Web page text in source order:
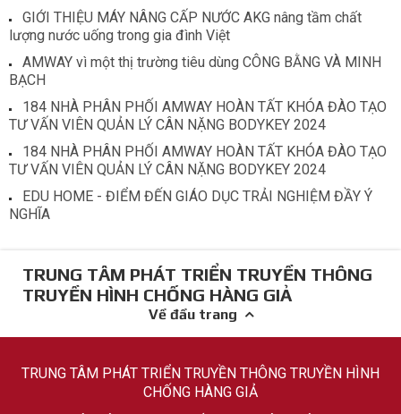
GIỚI THIỆU MÁY NÂNG CẤP NƯỚC AKG nâng tầm chất
lượng nước uống trong gia đình Việt
AMWAY vì một thị trường tiêu dùng CÔNG BẰNG VÀ MINH
BẠCH
184 NHÀ PHÂN PHỐI AMWAY HOÀN TẤT KHÓA ĐÀO TẠO
TƯ VẤN VIÊN QUẢN LÝ CÂN NẶNG BODYKEY 2024
184 NHÀ PHÂN PHỐI AMWAY HOÀN TẤT KHÓA ĐÀO TẠO
TƯ VẤN VIÊN QUẢN LÝ CÂN NẶNG BODYKEY 2024
EDU HOME - ĐIỂM ĐẾN GIÁO DỤC TRẢI NGHIỆM ĐẦY Ý
NGHĨA
TRUNG TÂM PHÁT TRIỂN TRUYỀN THÔNG
TRUYỀN HÌNH CHỐNG HÀNG GIẢ
Về đầu trang
TRUNG TÂM PHÁT TRIỂN TRUYỀN THÔNG TRUYỀN HÌNH
CHỐNG HÀNG GIẢ